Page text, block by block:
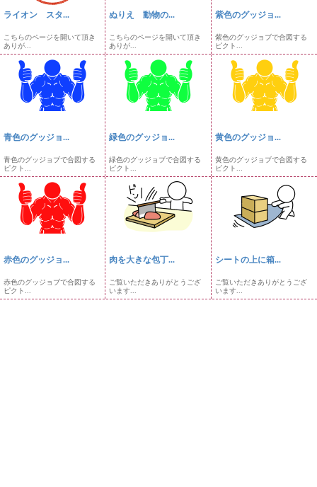
ライオン スタ...
こちらのページを開いて頂き
ありが...
ぬりえ 動物の...
こちらのページを開いて頂き
ありが...
紫色のグッジョ...
紫色のグッジョブで合図する
ピクト...
青色のグッジョ...
青色のグッジョブで合図する
ピクト...
緑色のグッジョ...
緑色のグッジョブで合図する
ピクト...
黄色のグッジョ...
黄色のグッジョブで合図する
ピクト...
赤色のグッジョ...
赤色のグッジョブで合図する
ピクト...
肉を大きな包丁...
ご覧いただきありがとうござ
います...
シートの上に箱...
ご覧いただきありがとうござ
います...